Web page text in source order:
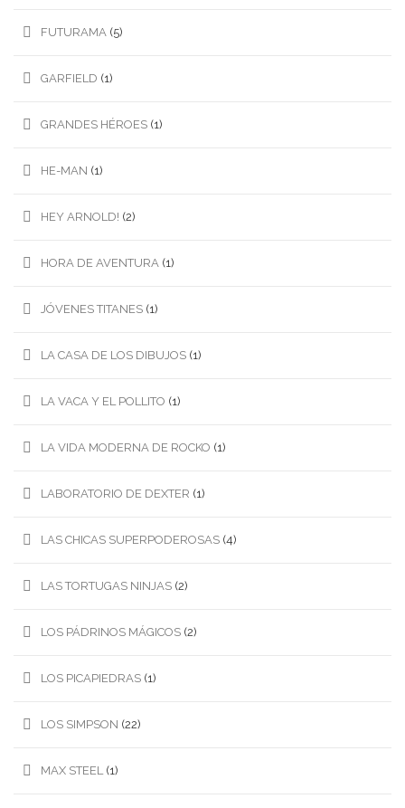
FUTURAMA (5)
GARFIELD (1)
GRANDES HÉROES (1)
HE-MAN (1)
HEY ARNOLD! (2)
HORA DE AVENTURA (1)
JÓVENES TITANES (1)
LA CASA DE LOS DIBUJOS (1)
LA VACA Y EL POLLITO (1)
LA VIDA MODERNA DE ROCKO (1)
LABORATORIO DE DEXTER (1)
LAS CHICAS SUPERPODEROSAS (4)
LAS TORTUGAS NINJAS (2)
LOS PÁDRINOS MÁGICOS (2)
LOS PICAPIEDRAS (1)
LOS SIMPSON (22)
MAX STEEL (1)